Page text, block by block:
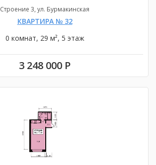
Строение 3, ул. Бурмакинская
КВАРТИРА № 32
0 комнат, 29 м², 5 этаж
3 248 000 Р